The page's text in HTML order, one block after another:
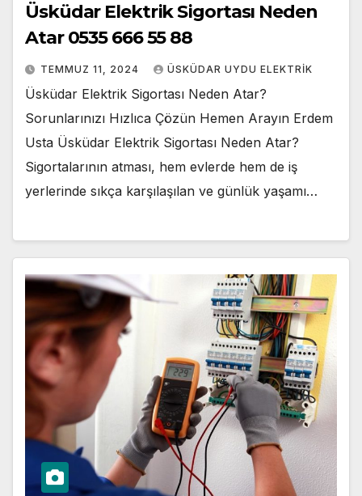
Üsküdar Elektrik Sigortası Neden
Atar 0535 666 55 88
TEMMUZ 11, 2024 ÜSKÜDAR UYDU ELEKTRIK
Üsküdar Elektrik Sigortası Neden Atar?
Sorunlarınızı Hızlıca Çözün Hemen Arayın Erdem
Usta Üsküdar Elektrik Sigortası Neden Atar?
Sigortalarının atması, hem evlerde hem de iş
yerlerinde sıkça karşılaşılan ve günlük yaşamı…